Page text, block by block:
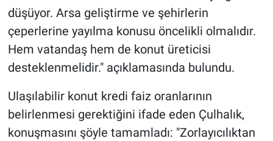
düşüyor. Arsa geliştirme ve şehirlerin
çeperlerine yayılma konusu öncelikli olmalıdır.
Hem vatandaş hem de konut üreticisi
desteklenmelidir." açıklamasında bulundu.
Ulaşılabilir konut kredi faiz oranlarının
belirlenmesi gerektiğini ifade eden Çulhalık,
konuşmasını şöyle tamamladı: "Zorlayıcılıktan